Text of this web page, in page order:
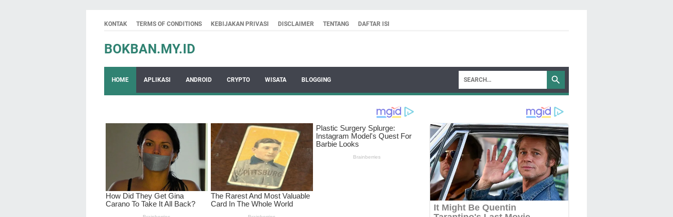
KONTAK TERMS OF CONDITIONS KEBIJAKAN PRIVASI DISCLAIMER TENTANG DAFTAR ISI
BOKBAN.MY.ID
HOME APLIKASI ANDROID CRYPTO WISATA BLOGGING